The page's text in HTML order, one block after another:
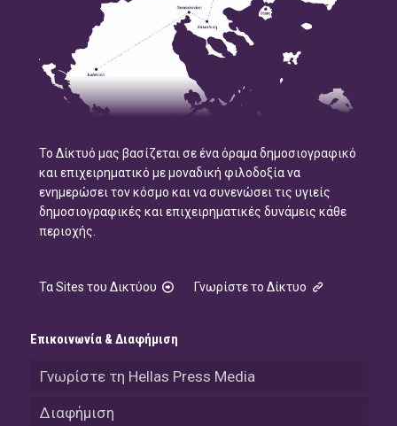
Το Δίκτυό μας βασίζεται σε ένα όραμα δημοσιογραφικό
και επιχειρηματικό με μοναδική φιλοδοξία να
ενημερώσει τον κόσμο και να συνενώσει τις υγιείς
δημοσιογραφικές και επιχειρηματικές δυνάμεις κάθε
περιοχής.
Τα Sites του Δικτύου Γνωρίστε το Δίκτυο
Επικοινωνία & Διαφήμιση
Γνωρίστε τη Hellas Press Media
Διαφήμιση